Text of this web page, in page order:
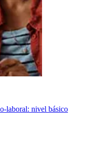
laboral: nivel básico